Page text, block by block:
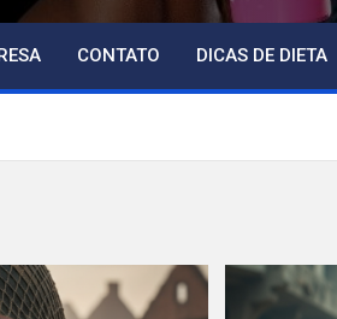
CONTATO DICAS DE DIETA